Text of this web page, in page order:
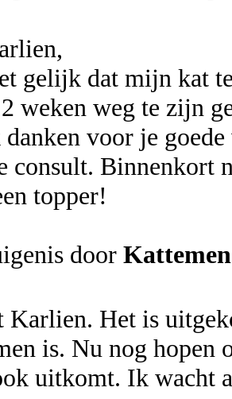
gelijk dat mijn kat
weken weg te zijn
voor je
consult. Binnenkort
topper!
door
Karlien. Het is
is. Nu nog hopen
uitkomt. Ik wacht